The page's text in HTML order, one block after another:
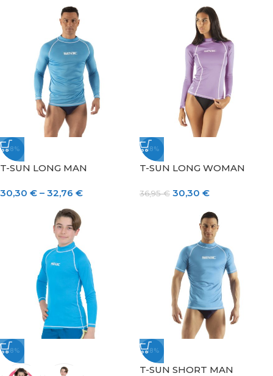
-18%
T-SUN LONG MAN
30,30 € – 32,76 €
-18%
T-SUN LONG WOMAN
36,95€ 30,30 €
-18% -18%
T-SUN SHORT MAN